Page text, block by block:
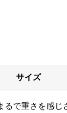
サイズ
るで重さを感